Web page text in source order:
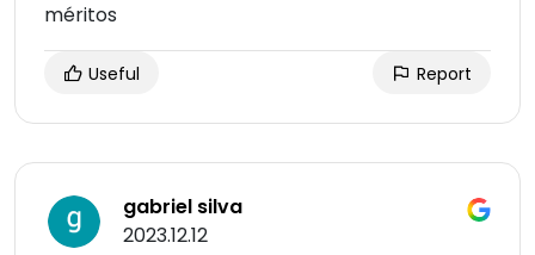
méritos
Useful Report
gabriel silva
2023.12.12